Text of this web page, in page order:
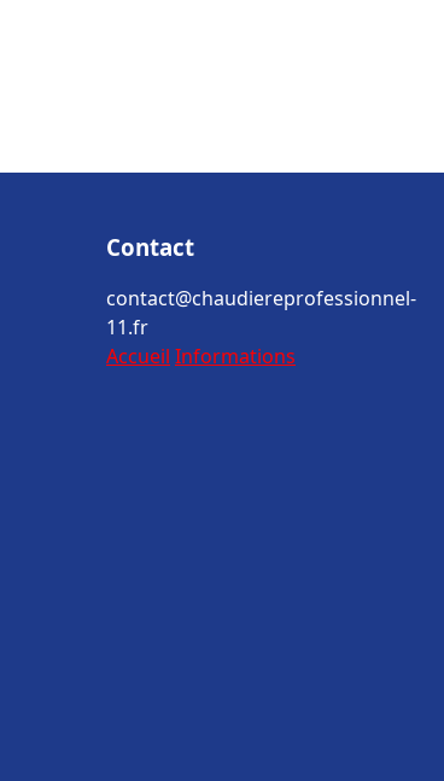
Contact
contact@chaudiereprofessionnel-
11.fr
Accueil Informations